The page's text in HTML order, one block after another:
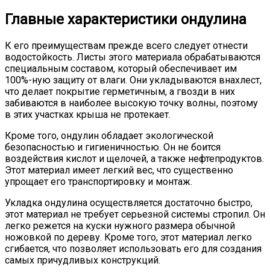
Главные характеристики ондулина
К его преимуществам прежде всего следует отнести
водостойкость. Листы этого материала обрабатываются
специальным составом, который обеспечивает им
100%-ную защиту от влаги. Они укладываются внахлест,
что делает покрытие герметичным, а гвозди в них
забиваются в наиболее высокую точку волны, поэтому
в этих участках крыша не протекает.
Кроме того, ондулин обладает экологической
безопасностью и гигиеничностью. Он не боится
воздействия кислот и щелочей, а также нефтепродуктов.
Этот материал имеет легкий вес, что существенно
упрощает его транспортировку и монтаж.
Укладка ондулина осуществляется достаточно быстро,
этот материал не требует серьезной системы стропил. Он
легко режется на куски нужного размера обычной
ножовкой по дереву. Кроме того, этот материал легко
сгибается, что позволяет использовать его для создания
самых причудливых конструкций.